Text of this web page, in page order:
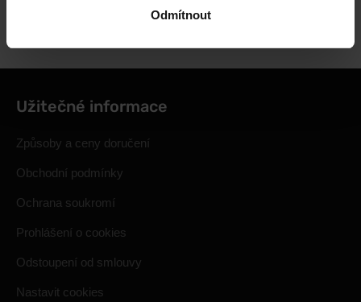
Odmítnout
Odborné poradenství
Užitečné informace
Způsoby a ceny doručení
Obchodní podmínky
Ochrana soukromí
Prohlášení o cookies
Odstoupení od smlouvy
Nastavit cookies